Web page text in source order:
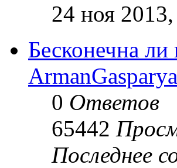
24 ноя
Бесконечна ли
0 Ответов
65442
Последнее